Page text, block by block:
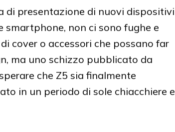
di presentazione di nuovi dispositivi
non ci sono fughe e
cover o accessori che possano far
ma uno schizzo pubblicato da
che Z5 sia finalmente
in un periodo di sole chiacchiere e